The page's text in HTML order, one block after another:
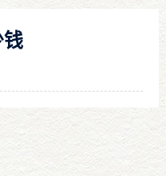
钱